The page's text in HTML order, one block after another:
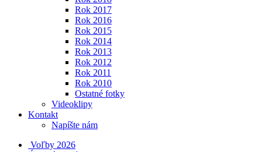
Rok 2017
Rok 2016
Rok 2015
Rok 2014
Rok 2013
Rok 2012
Rok 2011
Rok 2010
Ostatné fotky
Videoklipy
Kontakt
Napíšte nám
Voľby 2026